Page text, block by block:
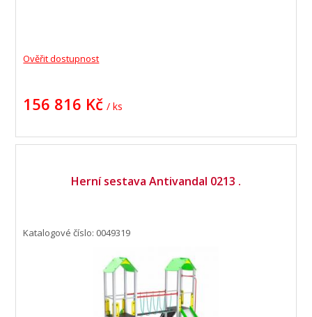
Ověřit dostupnost
156 816 Kč / ks
Herní sestava Antivandal 0213 .
Katalogové číslo: 0049319